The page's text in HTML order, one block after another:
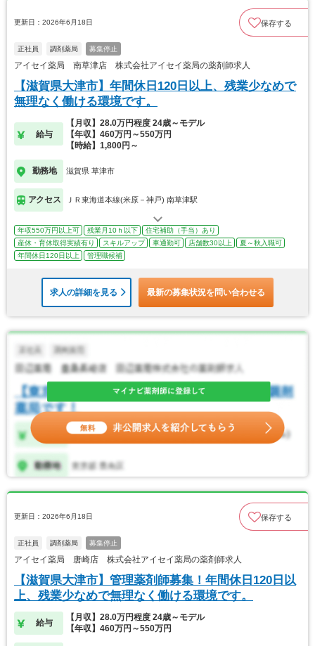
更新日：2026年6月18日 保存する
正社員 調剤薬局 募集停止
アイセイ薬局 南草津店 株式会社アイセイ薬局の薬剤師求人
【滋賀県大津市】年間休日120日以上、残業少なめで
無理なく働ける環境です。
給与
【月収】28.0万円程度 24歳～モデル
【年収】460万円～550万円
【時給】1,800円～
勤務地 滋賀県 草津市
アクセス ＪＲ東海道本線(米原－神戸) 南草津駅
年収550万円以上可 残業月10ｈ以下
住宅補助（手当）あり
産休・育休取得実績有り
スキルアップ 車通勤可 店舗数30以上
夏～秋入職可
年間休日120日以上
管理職候補
求人の詳細を見る 最新の募集状況を問い合わせる
更新日：2026年6月18日 保存する
正社員 調剤薬局 募集停止
アイセイ薬局 唐崎店 株式会社アイセイ薬局の薬剤師求人
【滋賀県大津市】管理薬剤師募集！年間休日120日以
上、残業少なめで無理なく働ける環境です。
給与
【月収】28.0万円程度 24歳～モデル
【年収】460万円～550万円